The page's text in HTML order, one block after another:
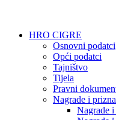
HRO CIGRE
Osnovni podatci​
Opći podatci
Tajništvo
Tijela
Pravni
Nagrade i
Nagrade